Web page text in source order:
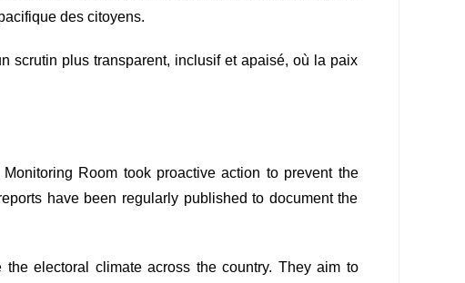
des citoyens.
scrutin plus transparent, inclusif et apaisé, où la paix
Room took proactive action to prevent the
have been regularly published to document the
electoral climate across the country. They aim to